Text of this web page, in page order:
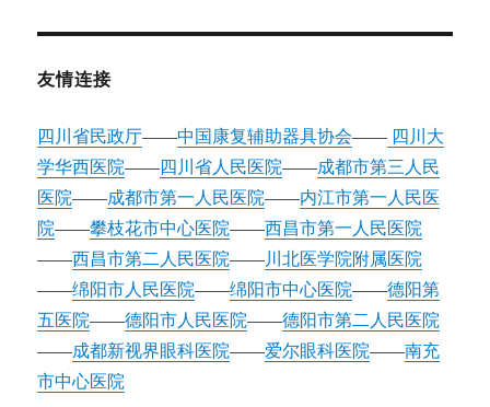
友情连接
四川省民政厅——中国康复辅助器具协会—— 四川大
学华西医院——四川省人民医院——成都市第三人民
医院——成都市第一人民医院——内江市第一人民医
院——攀枝花市中心医院——西昌市第一人民医院
——西昌市第二人民医院——川北医学院附属医院
——绵阳市人民医院——绵阳市中心医院——德阳第
五医院——德阳市人民医院——德阳市第二人民医院
——成都新视界眼科医院——爱尔眼科医院——南充
市中心医院